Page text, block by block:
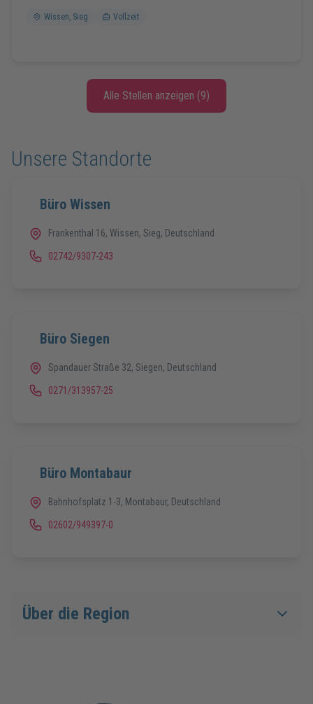
Wissen, Sieg Vollzeit
Alle Stellen anzeigen (9)
Unsere Standorte
Büro Wissen
Frankenthal 16, Wissen, Sieg, Deutschland
02742/9307-243
Büro Siegen
Spandauer Straße 32, Siegen, Deutschland
0271/313957-25
Büro Montabaur
Bahnhofsplatz 1-3, Montabaur, Deutschland
02602/949397-0
Über die Region